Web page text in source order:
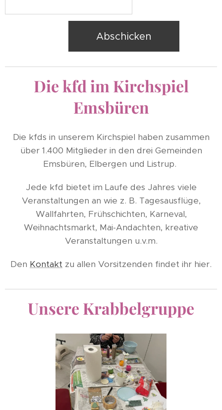
Abschicken
Die kfd im Kirchspiel
Emsbüren
Die kfds in unserem Kirchspiel haben zusammen
über 1.400 Mitglieder in den drei Gemeinden
Emsbüren, Elbergen und Listrup.
Jede kfd bietet im Laufe des Jahres viele
Veranstaltungen an wie z. B. Tagesausflüge,
Wallfahrten, Frühschichten, Karneval,
Weihnachtsmarkt, Mai-Andachten, kreative
Veranstaltungen u.v.m.
Den Kontakt zu allen Vorsitzenden findet ihr hier.
Unsere Krabbelgruppe